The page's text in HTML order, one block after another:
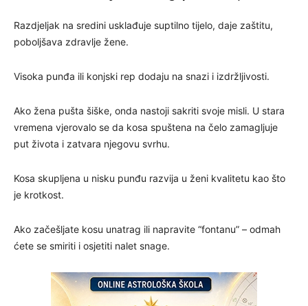
Razdjeljak na sredini usklađuje suptilno tijelo, daje zaštitu,
poboljšava zdravlje žene.
Visoka punđa ili konjski rep dodaju na snazi i izdržljivosti.
Ako žena pušta šiške, onda nastoji sakriti svoje misli. U stara
vremena vjerovalo se da kosa spuštena na čelo zamagljuje
put života i zatvara njegovu svrhu.
Kosa skupljena u nisku punđu razvija u ženi kvalitetu kao što
je krotkost.
Ako začešljate kosu unatrag ili napravite “fontanu” – odmah
ćete se smiriti i osjetiti nalet snage.